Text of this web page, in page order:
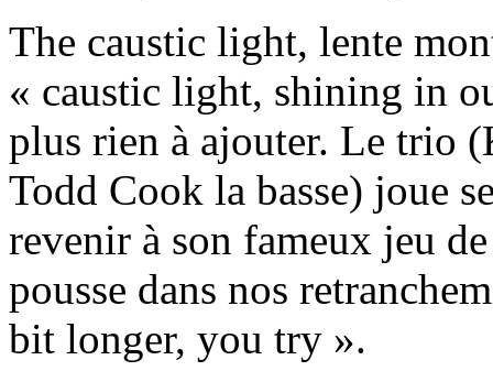
The caustic light, lente
« caustic light, shining in
plus rien à ajouter. Le trio
Todd Cook la basse) joue
revenir à son fameux jeu
pousse dans nos
bit longer, you try ».